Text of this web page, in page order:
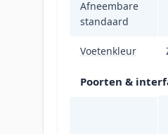
Afneembare
standaard
Voetenkleur
Poorten &